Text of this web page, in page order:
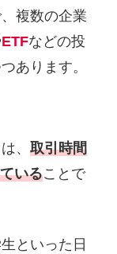
複数の企業
ETFなどの投
あります。
、 取引時間
いることで
といった日